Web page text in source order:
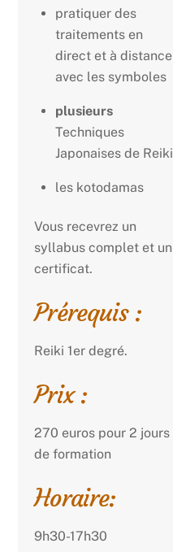
pratiquer des
traitements en
direct et à distance
avec les symboles
plusieurs
Techniques
Japonaises de Reiki
les kotodamas
Vous recevrez un
syllabus complet et un
certificat.
Prérequis :
Reiki 1er degré.
Prix :
270 euros pour 2 jours
de formation
Horaire:
9h30-17h30